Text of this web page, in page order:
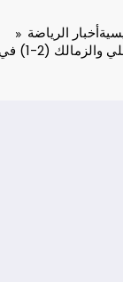
أخبار الرياضة
1) في الدوري المصري